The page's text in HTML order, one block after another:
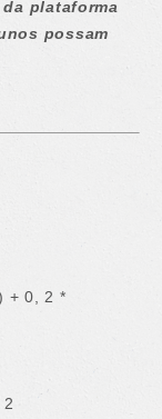
plataforma
possam
+ 0, 2 *